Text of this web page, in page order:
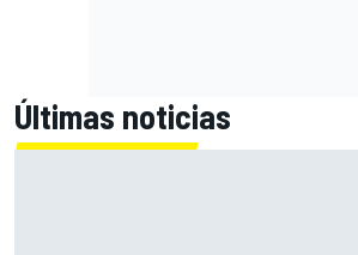
Últimas noticias